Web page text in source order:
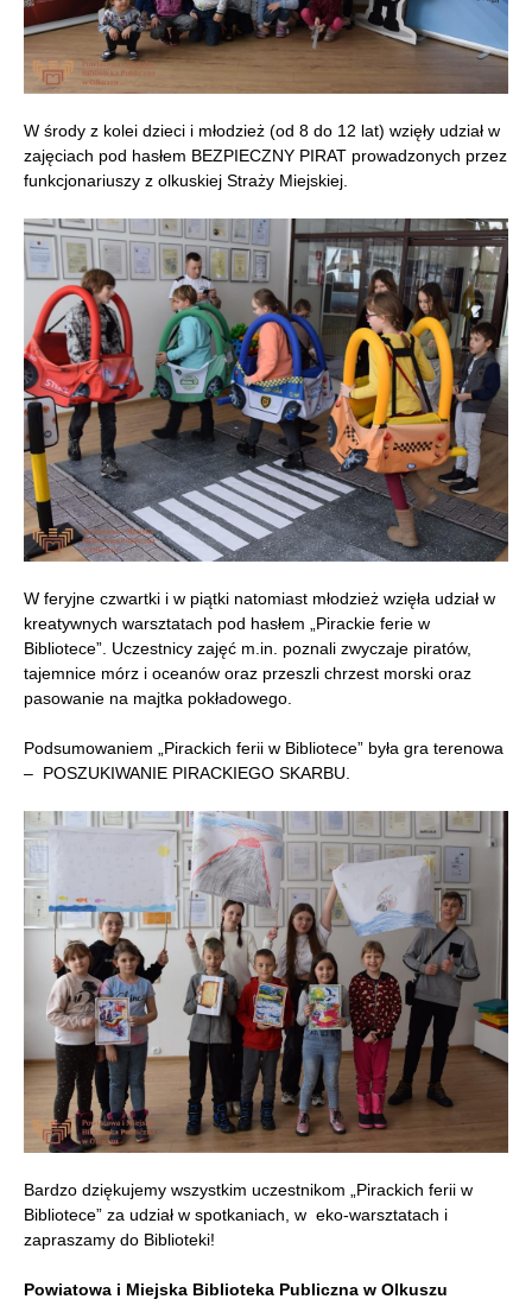
W środy z kolei dzieci i młodzież (od 8 do 12 lat) wzięły udział w
zajęciach pod hasłem BEZPIECZNY PIRAT prowadzonych przez
funkcjonariuszy z olkuskiej Straży Miejskiej.
W feryjne czwartki i w piątki natomiast młodzież wzięła udział w
kreatywnych warsztatach pod hasłem „Pirackie ferie w
Bibliotece”. Uczestnicy zajęć m.in. poznali zwyczaje piratów,
tajemnice mórz i oceanów oraz przeszli chrzest morski oraz
pasowanie na majtka pokładowego.
Podsumowaniem „Pirackich ferii w Bibliotece” była gra terenowa
– POSZUKIWANIE PIRACKIEGO SKARBU.
Bardzo dziękujemy wszystkim uczestnikom „Pirackich ferii w
Bibliotece” za udział w spotkaniach, w eko-warsztatach i
zapraszamy do Biblioteki!
Powiatowa i Miejska Biblioteka Publiczna w Olkuszu